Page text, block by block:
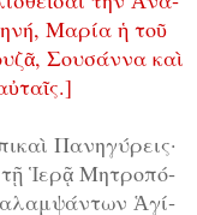
Μα­ρί­α ἡ τοῦ
Σου­σάν­να καὶ
Πα­νη­γύ­ρεις·
Ἱ­ε­ρᾷ Μη­τρο­πό­
Ἁ­γί­